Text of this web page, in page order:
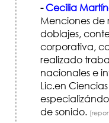
-Cecilia
Menciones de
doblajes,
corporativa,
realizado
nacionales e
Lic.en
de sonido.